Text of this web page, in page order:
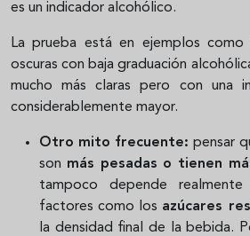
es un indicador alcohólico.
La prueba está en ejemplos como
oscuras con baja graduación
mucho más claras pero con una
considerablemente mayor.
Otro mito frecuente:pensar
son más pesadas o tienen
tampoco depende
factores como los azúcares
la densidad final de la bebida.